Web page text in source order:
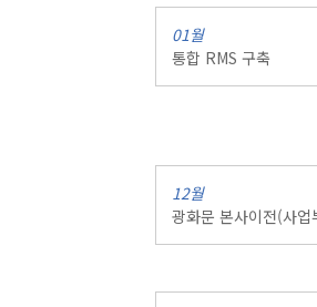
01월
통합 RMS 구축
12월
광화문 본사이전(사업